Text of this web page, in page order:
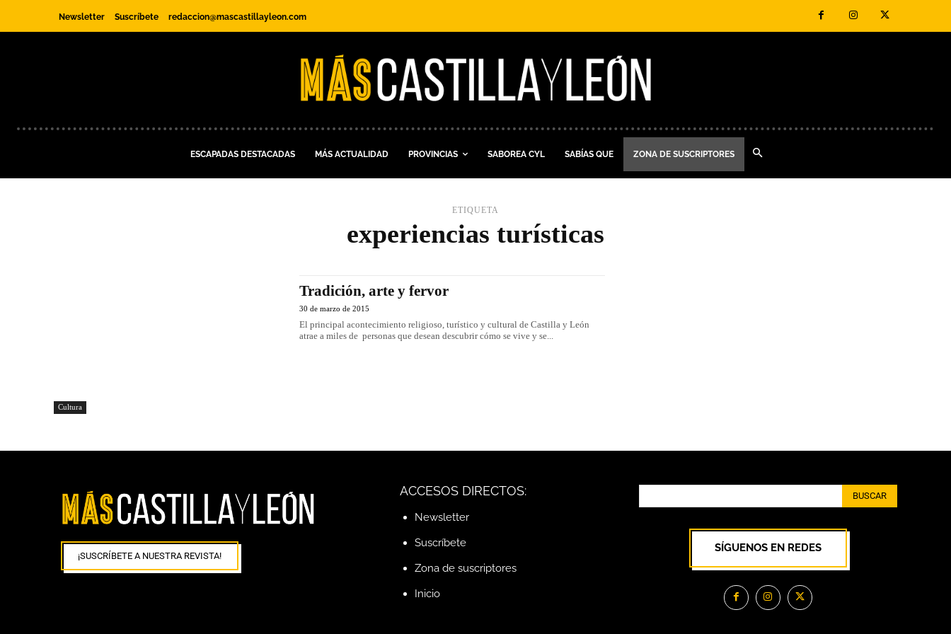
Newsletter Suscríbete redaccion@mascastillayleon.com
ESCAPADAS DESTACADAS MÁS ACTUALIDAD PROVINCIAS SABOREA CYL SABÍAS QUE ZONA DE SUSCRIPTORES
ETIQUETA
experiencias turísticas
Cultura
Tradición, arte y fervor
30 de marzo de 2015
El principal acontecimiento religioso, turístico y cultural de Castilla y León
atrae a miles de personas que desean descubrir cómo se vive y se...
¡SUSCRÍBETE A NUESTRA REVISTA!
ACCESOS DIRECTOS:
Newsletter
Suscríbete
Zona de suscriptores
Inicio
BUSCAR
SÍGUENOS EN REDES